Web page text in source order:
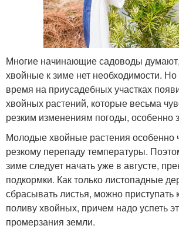
Многие начинающие садоводы думают,
хвойные к зиме нет необходимости.
время на приусадебных участках
хвойных растений, которые весьма
резким изменениям погоды, особенно
Молодые хвойные растения особенно
резкому перепаду температуры.
зиме следует начать уже в августе,
подкормки. Как только листопадные
сбрасывать листья, можно приступать
поливу хвойных, причем надо успеть
промерзания земли.